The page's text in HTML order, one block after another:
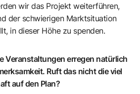
wir das Projekt weiterführen,
der schwierigen Marktsituation
in dieser Höhe zu spenden.
Veranstaltungen erregen natürlich
Ruft das nicht die viel
auf den Plan?